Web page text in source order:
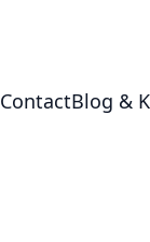
ContactBlog &